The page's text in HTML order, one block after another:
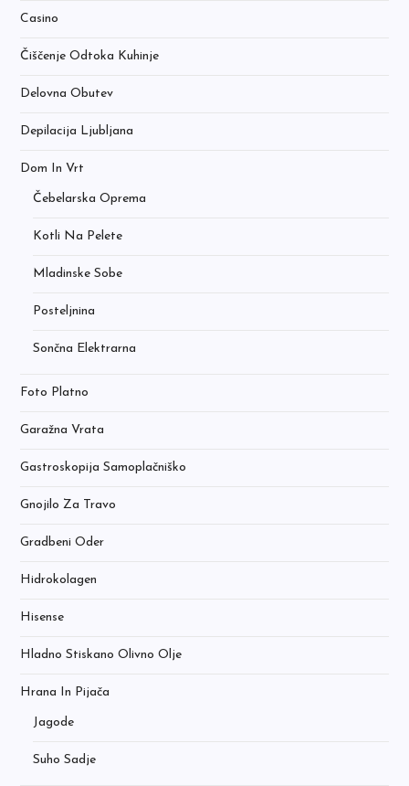
Casino
Čiščenje Odtoka Kuhinje
Delovna Obutev
Depilacija Ljubljana
Dom In Vrt
Čebelarska Oprema
Kotli Na Pelete
Mladinske Sobe
Posteljnina
Sončna Elektrarna
Foto Platno
Garažna Vrata
Gastroskopija Samoplačniško
Gnojilo Za Travo
Gradbeni Oder
Hidrokolagen
Hisense
Hladno Stiskano Olivno Olje
Hrana In Pijača
Jagode
Suho Sadje